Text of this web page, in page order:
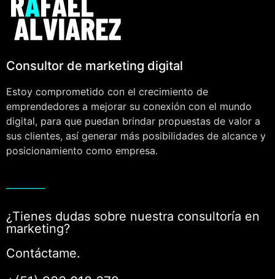
Consultor de marketing digital
Estoy comprometido con el crecimiento de
emprendedores a mejorar su conexión con el mundo
digital, para que puedan brindar propuestas de valor a
sus clientes, así generar más posibilidades de alcance y
posicionamiento como empresa.
¿Tienes dudas sobre nuestra consultoría en
marketing?
Contáctame.